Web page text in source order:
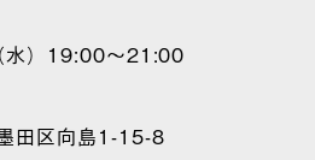
）19:00～21:00
田区向島1-15-8